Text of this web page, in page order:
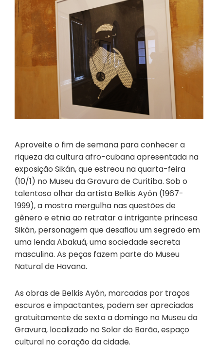
Aproveite o fim de semana para conhecer a
riqueza da cultura afro-cubana apresentada na
exposição Sikán, que estreou na quarta-feira
(10/1) no Museu da Gravura de Curitiba. Sob o
talentoso olhar da artista Belkis Ayón (1967-
1999), a mostra mergulha nas questões de
gênero e etnia ao retratar a intrigante princesa
Sikán, personagem que desafiou um segredo em
uma lenda Abakuá, uma sociedade secreta
masculina. As peças fazem parte do Museu
Natural de Havana.
As obras de Belkis Ayón, marcadas por traços
escuros e impactantes, podem ser apreciadas
gratuitamente de sexta a domingo no Museu da
Gravura, localizado no Solar do Barão, espaço
cultural no coração da cidade.